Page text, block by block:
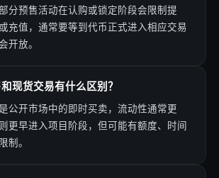
分预售活动在认购或锁定阶段会限制提
充值，通常要等到代币正式进入相应交易
开放。
现货交易有什么区别？
公开市场中的即时买卖，流动性通常更
更早进入项目阶段，但可能有额度、时间
制。